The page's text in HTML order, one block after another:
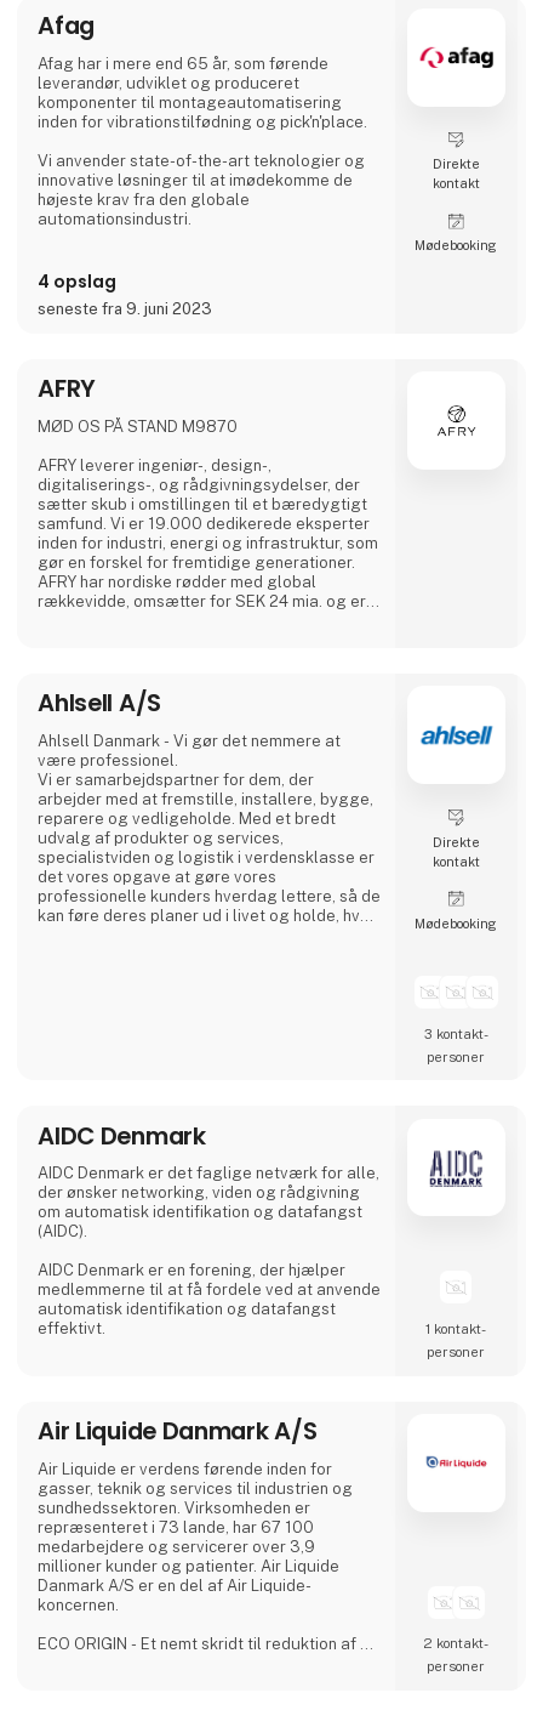
ADMG assister
Afag
Afag har i mere end 65 år, som førende
leverandør, udviklet og produceret
komponenter til montageautomatisering
inden for vibrationstilfødning og pick'n'place.
Vi anvender state-of-the-art teknologier og
innovative løsninger til at imødekomme de
højeste krav fra den globale
automationsindustri.
tilfødesystemer solgt af Afag repræsenterer
vores produkters uovertrufne kvalitet og
pålidelighed.
USA. Dér producerer vi løsninger, der bruges i
bilindustrien til forbrugsvarer, fø
4 opslag
seneste fra 9. juni 2023
Direkte
kontakt
Møde­booking
AFRY
MØD OS PÅ STAND M9870
AFRY leverer ingeniør-, design-,
digitaliserings-, og rådgivningsydelser, der
sætter skub i omstillingen til et bæredygtigt
samfund. Vi er 19.000 dedikerede eksperter
inden for industri, energi og infrastruktur, som
gør en forskel for fremtidige generationer.
AFRY har nordiske rødder med global
rækkevidde, omsætter for SEK 24 mia. og er
Ahlsell A/S
Ahlsell Danmark - Vi gør det nemmere at
være professionel.
Vi er samarbejdspartner for dem, der
arbejder med at fremstille, installere, bygge,
reparere og vedligeholde. Med et bredt
udvalg af produkter og services,
specialistviden og logistik i verdensklasse er
det vores opgave at gøre vores
professionelle kunders hverdag lettere, så de
kan føre deres planer ud i livet og holde, hvad
Direkte
kontakt
Møde­booking
3 kontakt­
personer
AIDC Denmark
AIDC Denmark er det faglige netværk for alle,
der ønsker networking, viden og rådgivning
om automatisk identifikation og datafangst
(AIDC).
AIDC Denmark er en forening, der hjælper
medlemmerne til at få fordele ved at anvende
automatisk identifikation og datafangst
effektivt.
1 kontakt­
personer
Air Liquide Danmark A/S
Air Liquide er verdens førende inden for
gasser, teknik og services til industrien og
sundhedssektoren. Virksomheden er
repræsenteret i 73 lande, har 67 100
medarbejdere og servicerer over 3,9
millioner kunder og patienter. Air Liquide
Danmark A/S er en del af Air Liquide-
koncernen.
ECO ORIGIN - Et nemt skridt til reduktion af dit
2 kontakt­
personer